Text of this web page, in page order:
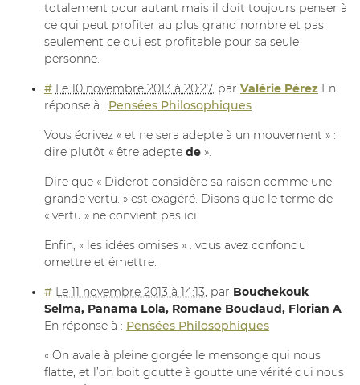
totalement pour autant mais il doit toujours penser à
ce qui peut profiter au plus grand nombre et pas
seulement ce qui est profitable pour sa seule
personne.
# Le 10 novembre 2013 à 20:27, par Valérie Pérez En
réponse à : Pensées Philosophiques
Vous écrivez « et ne sera adepte à un mouvement » :
dire plutôt « être adepte de ».
Dire que « Diderot considère sa raison comme une
grande vertu. » est exagéré. Disons que le terme de
« vertu » ne convient pas ici.
Enfin, « les idées omises » : vous avez confondu
omettre et émettre.
# Le 11 novembre 2013 à 14:13, par Bouchekouk
Selma, Panama Lola, Romane Bouclaud, Florian A
En réponse à : Pensées Philosophiques
« On avale à pleine gorgée le mensonge qui nous
flatte, et l’on boit goutte à goutte une vérité qui nous